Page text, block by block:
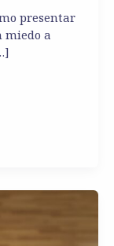
presentar
miedo a